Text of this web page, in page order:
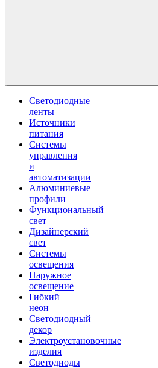
Светодиодные
ленты
Источники
питания
Системы
управления
и
автоматизации
Алюминиевые
профили
Функциональный
свет
Дизайнерский
свет
Системы
освещения
Наружное
освещение
Гибкий
неон
Светодиодный
декор
Электроустановочные
изделия
Светодиоды